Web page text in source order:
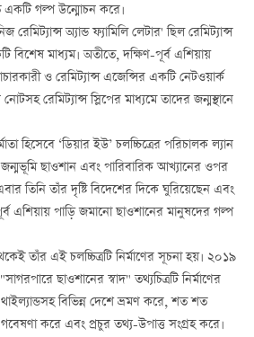
একটি গল্প উন্মোচন করে।
অ্যান্ড ফ্যামিলি লেটার' ছিল রেমিট্যান্স
বিশেষ মাধ্যম। অতীতে, দক্ষিণ-পূর্ব এশিয়ায়
ও রেমিট্যান্স এজেন্সির একটি নেটওয়ার্ক
রেমিট্যান্স স্লিপের মাধ্যমে তাদের জন্মস্থানে
হিসেবে ‘ডিয়ার ইউ’ চলচ্চিত্রের পরিচালক ল্যান
ছাওশান এবং পারিবারিক আখ্যানের ওপর
তিনি তাঁর দৃষ্টি বিদেশের দিকে ঘুরিয়েছেন এবং
এশিয়ায় পাড়ি জমানো ছাওশানের মানুষদের গল্প
তাঁর এই চলচ্চিত্রটি নির্মাণের সূচনা হয়। ২০১৯
ছাওশানের স্বাদ" তথ্যচিত্রটি নির্মাণের
বিভিন্ন দেশে ভ্রমণ করে, শত শত
করে এবং প্রচুর তথ্য-উপাত্ত সংগ্রহ করে।